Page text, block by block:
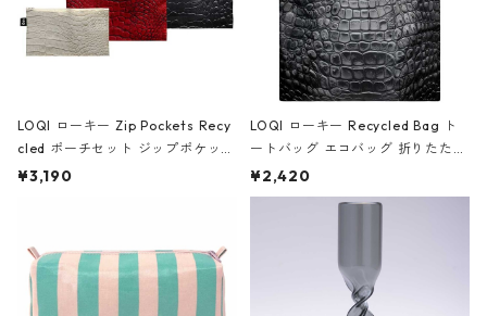
LOQI ローキー Zip Pockets Recy
cled ポーチセット ジップポケット
ファスナーポーチ 撥水加工 トラベ
ーガンディー、オフホワイト
¥3,190
LOQI ローキー Recycled Bag ト
ートバッグ エコバッグ 折りたたみ
大きめ 撥水加工 収納ポーチ CRO
CODILE/Black クロコダイル/ブラ
¥2,420